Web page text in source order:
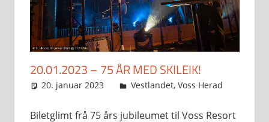
20.01.2023 – 75 ÅR MED SKILEIK!
20. januar 2023 Svein
Vestlandet, Voss Herad
Biletglimt frå 75 års jubileumet til Voss Resort